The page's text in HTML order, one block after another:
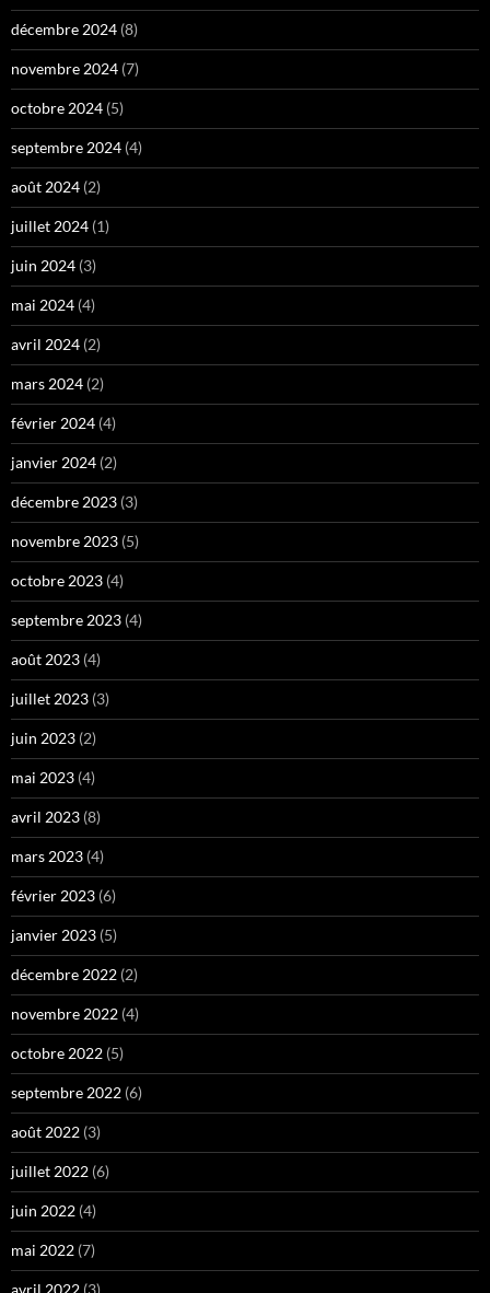
décembre 2024 (8)
novembre 2024 (7)
octobre 2024 (5)
septembre 2024 (4)
août 2024 (2)
juillet 2024 (1)
juin 2024 (3)
mai 2024 (4)
avril 2024 (2)
mars 2024 (2)
février 2024 (4)
janvier 2024 (2)
décembre 2023 (3)
novembre 2023 (5)
octobre 2023 (4)
septembre 2023 (4)
août 2023 (4)
juillet 2023 (3)
juin 2023 (2)
mai 2023 (4)
avril 2023 (8)
mars 2023 (4)
février 2023 (6)
janvier 2023 (5)
décembre 2022 (2)
novembre 2022 (4)
octobre 2022 (5)
septembre 2022 (6)
août 2022 (3)
juillet 2022 (6)
juin 2022 (4)
mai 2022 (7)
avril 2022 (3)